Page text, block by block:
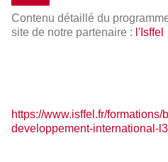
Contenu détaillé du
site de notre partenaire : l'Isffel
https://www.isffel.fr/
developpement-international-l3